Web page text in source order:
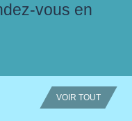
vous en
VOIR TOUT